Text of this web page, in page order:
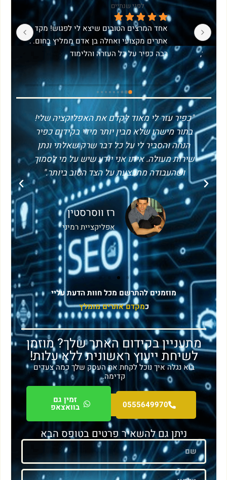
בעצמי הייתי מאבד את העשתונות.ענית על שאלות
וגם באתרים האישיים שלך מעידים על האכפתיות
לפני 5 שנים
שמחה שבחרתי בך כפיר, לביצוע אופטימיזציה
בSEO של האתר החדש שלי.פעלת ביסודיות,
בנדיבותך הדרכות והסברים שמסייעים לי להמשיך
לתפעל נכון את האתר שלי.אתה איש מקצוע רציני,
ממליצה בחום על השירות שלך. תודה!
"כפיר עזר לי מאוד לקדם את האפליקציה שלי!
בתור מישהו שלא מבין יותר מידי בקידום כפיר
הנחה והסביר לי על כל דבר שרק שאלתי ונתן
שירות מעולה. איתו אני יודע שיש על מי לסמוך
ושהעבודה מתבצעת על הצד הטוב ביותר."
רז ווסרסטין
אפליקציית רמיני
מוזמנים להתרשם מכל חוות הדעת עליי
כמקדם אתרים מומלץ
מתעניין בקידום האתר שלך? מוזמן
לשיחת ייעוץ ראשונית ללא עלות!
בוא נגלה איך נוכל לקחת את העסק שלך כמה צעדים
קדימה.
0555649970 זמין גם
בוואצאפ
ניתן גם להשאיר פרטים בטופס הבא